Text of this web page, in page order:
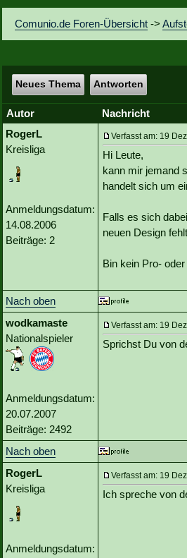
Vereinsdiskussion
Vereinsfragen
Comunio.de Foren-Übersicht ->
Neues Thema Antworten
Autor
Nachricht
RogerL
Kreisliga
Anmeldungsdatum:
14.08.2006
Beiträge: 2
Verfasst am: 19
Hi Leute,
kann mir jemand
handelt sich um
Falls es sich
neuen Design
Bin kein Pro-
Nach oben
wodkamaste
Nationalspieler
Anmeldungsdatum:
20.07.2007
Beiträge: 2492
Verfasst am: 19
Sprichst Du von
Nach oben
RogerL
Kreisliga
Anmeldungsdatum:
Verfasst am: 19
Ich spreche von